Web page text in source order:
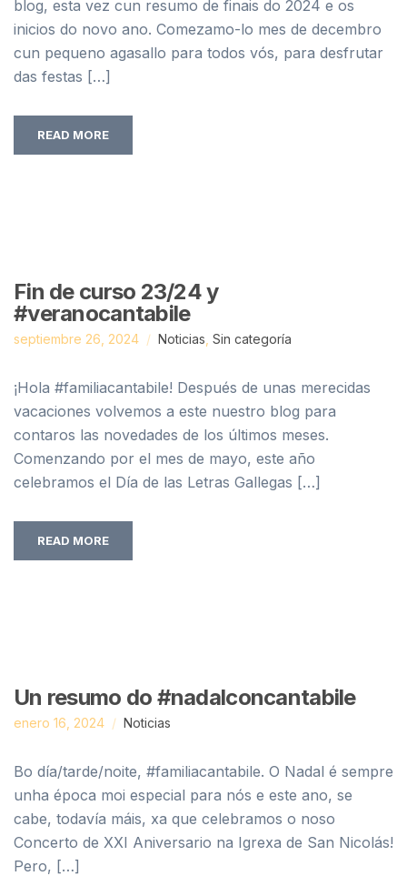
blog, esta vez cun resumo de finais do 2024 e os
inicios do novo ano. Comezamo-lo mes de decembro
cun pequeno agasallo para todos vós, para desfrutar
das festas […]
READ MORE
Fin de curso 23/24 y
#veranocantabile
septiembre 26, 2024 Noticias Sin categoría
¡Hola #familiacantabile! Después de unas merecidas
vacaciones volvemos a este nuestro blog para
contaros las novedades de los últimos meses.
Comenzando por el mes de mayo, este año
celebramos el Día de las Letras Gallegas […]
READ MORE
Un resumo do #nadalconcantabile
enero 16, 2024 Noticias
Bo día/tarde/noite, #familiacantabile. O Nadal é sempre
unha época moi especial para nós e este ano, se
cabe, todavía máis, xa que celebramos o noso
Concerto de XXI Aniversario na Igrexa de San Nicolás!
Pero, […]